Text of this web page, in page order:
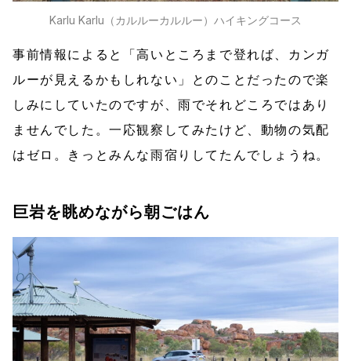
Karlu Karlu（カルルーカルルー）ハイキングコース
事前情報によると「高いところまで登れば、カンガ
ルーが見えるかもしれない」とのことだったので楽
しみにしていたのですが、雨でそれどころではあり
ませんでした。一応観察してみたけど、動物の気配
はゼロ。きっとみんな雨宿りしてたんでしょうね。
巨岩を眺めながら朝ごはん